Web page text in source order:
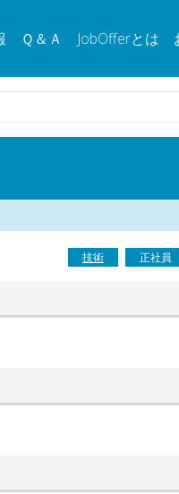
Ｑ＆Ａ JobOfferとは
技術 正社員